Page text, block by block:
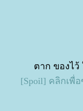
ตาก ของไว้
[Spoil] คลิกเพื่